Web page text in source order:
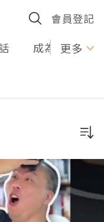
會員登記
成為U更多